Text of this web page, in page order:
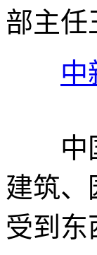
部主任
中
中国
建筑、
受到东